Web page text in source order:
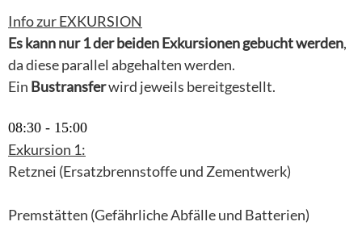
Info zurEXKURSION
Es kann nur 1 der beiden Exkursionen gebucht werden,
da diese parallel abgehalten werden.
Ein Bustransferwird jeweils bereitgestellt.
08:30 - 15:00
Exkursion 1:
Retznei (Ersatzbrennstoffe und Zementwerk)
Premstätten (Gefährliche Abfälle und Batterien)